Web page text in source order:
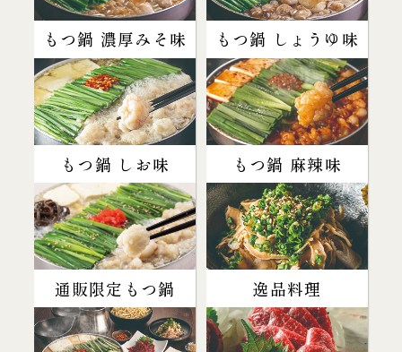
もつ鍋 濃厚みそ味 もつ鍋 しょうゆ味
もつ鍋 しお味 もつ鍋 麻辣味
通販限定もつ鍋 逸品料理